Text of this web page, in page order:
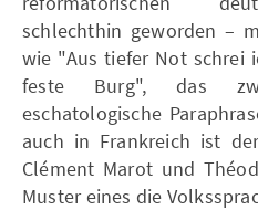
schlechthin geworden –
wie "Aus tiefer Not schrei
feste Burg", das
eschatologische
auch in Frankreich ist
Clément Marot und
Muster eines die